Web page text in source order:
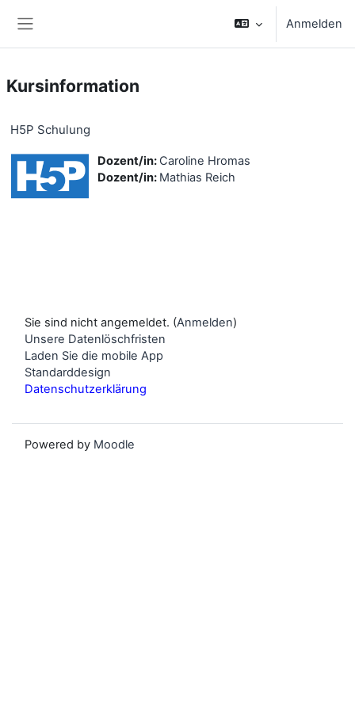
Anmelden
Kursinformation
H5P Schulung
Dozent/in: Caroline Hromas
Dozent/in: Mathias Reich
Sie sind nicht angemeldet. (Anmelden)
Unsere Datenlöschfristen
Laden Sie die mobile App
Standarddesign
Datenschutzerklärung
Powered by Moodle